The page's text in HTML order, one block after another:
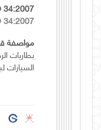
34:2007
34:2007
مواصفة
بطاريات
السيارات